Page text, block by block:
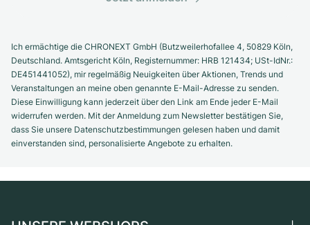
Ich ermächtige die CHRONEXT GmbH (Butzweilerhofallee 4, 50829 Köln,
Deutschland. Amtsgericht Köln, Registernummer: HRB 121434; USt-IdNr.:
DE451441052), mir regelmäßig Neuigkeiten über Aktionen, Trends und
Veranstaltungen an meine oben genannte E-Mail-Adresse zu senden.
Diese Einwilligung kann jederzeit über den Link am Ende jeder E-Mail
widerrufen werden. Mit der Anmeldung zum Newsletter bestätigen Sie,
dass Sie unsere Datenschutzbestimmungen gelesen haben und damit
einverstanden sind, personalisierte Angebote zu erhalten.